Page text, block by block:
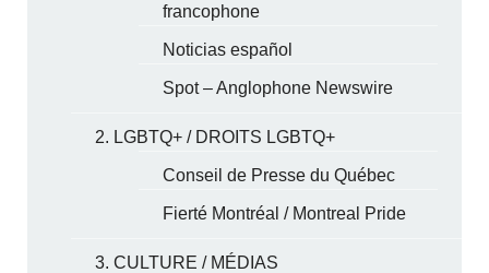
francophone
Noticias español
Spot – Anglophone Newswire
2. LGBTQ+ / DROITS LGBTQ+
Conseil de Presse du Québec
Fierté Montréal / Montreal Pride
3. CULTURE / MÉDIAS